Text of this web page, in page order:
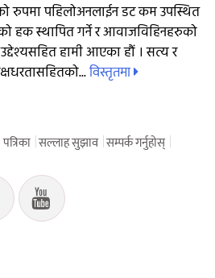
रुपमा पहिलोअनलाईन डट कम उपस्थित
हक स्थापित गर्ने र आवाजविहिनहरुको
हामी आएका हौं । सत्य र
विस्तृतमा
सल्लाह सुझाव सम्पर्क गर्नुहोस्